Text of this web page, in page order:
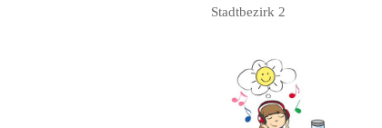
Stadtbezirk 2